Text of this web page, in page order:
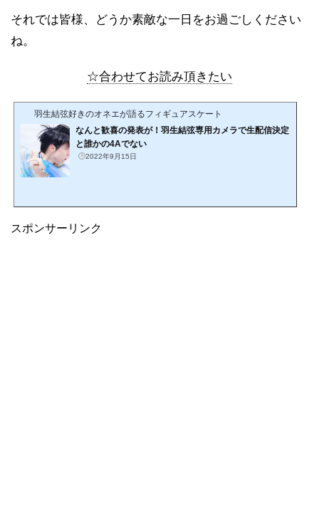
それでは皆様、どうか素敵な一日をお過ごしください
ね。
☆合わせてお読み頂きたい
羽生結弦好きのオネエが語るフィギュアスケート
なんと歓喜の発表が！羽生結弦専用カメラで生配信決定
と誰かの4Aでない
2022年9月15日
スポンサーリンク